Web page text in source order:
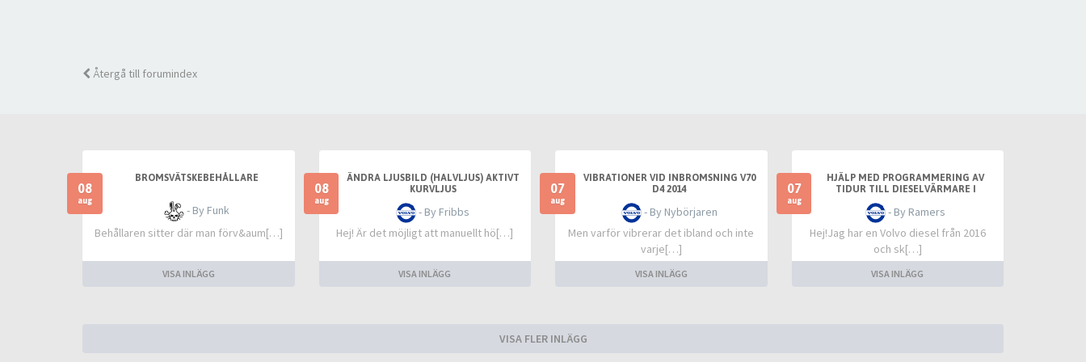
Återgå till forumindex
08
aug
BROMSVÄTSKEBEHÅLLARE
- By Funk
Behållaren sitter där man förv&aum[…]
VISA INLÄGG
08
aug
ÄNDRA LJUSBILD (HALVLJUS) AKTIVT
KURVLJUS
- By Fribbs
Hej! Är det möjligt att manuellt hö[…]
VISA INLÄGG
07
aug
VIBRATIONER VID INBROMSNING V70
D4 2014
- By Nybörjaren
Men varför vibrerar det ibland och inte
varje[…]
VISA INLÄGG
07
aug
HJÄLP MED PROGRAMMERING AV
TIDUR TILL DIESELVÄRMARE I
ÖREBRO (VOLVO 2016)
- By Ramers
Hej!Jag har en Volvo diesel från 2016
och sk[…]
VISA INLÄGG
VISA FLER INLÄGG